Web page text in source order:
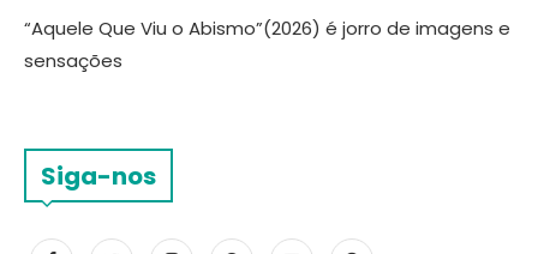
“Aquele Que Viu o Abismo”(2026) é jorro de imagens e
sensações
Siga-nos